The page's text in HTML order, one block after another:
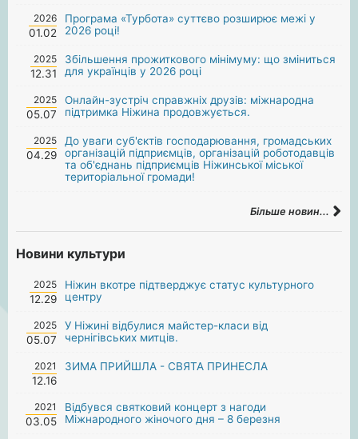
2026
01.02
Програма «Турбота» суттєво розширює межі у
2026 році!
2025
12.31
Збільшення прожиткового мінімуму: що зміниться
для українців у 2026 році
2025
05.07
Онлайн-зустріч справжніх друзів: міжнародна
підтримка Ніжина продовжується.
2025
04.29
До уваги суб'єктів господарювання, громадських
організацій підприємців, організацій роботодавців
та об'єднань підприємців Ніжинської міської
територіальної громади!
Більше новин...
Новини культури
2025
12.29
Ніжин вкотре підтверджує статус культурного
центру
2025
05.07
У Ніжині відбулися майстер-класи від
чернігівських митців.
2021
12.16
ЗИМА ПРИЙШЛА - СВЯТА ПРИНЕСЛА
2021
03.05
Відбувся святковий концерт з нагоди
Міжнародного жіночого дня – 8 березня